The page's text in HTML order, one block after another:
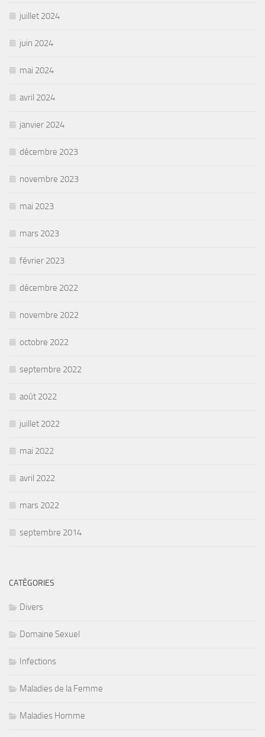
juillet 2024
juin 2024
mai 2024
avril 2024
janvier 2024
décembre 2023
novembre 2023
mai 2023
mars 2023
février 2023
décembre 2022
novembre 2022
octobre 2022
septembre 2022
août 2022
juillet 2022
mai 2022
avril 2022
mars 2022
septembre 2014
CATÉGORIES
Divers
Domaine Sexuel
Infections
Maladies de la Femme
Maladies Homme